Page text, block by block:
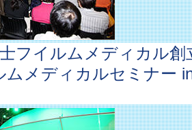
フイルムメディカル
ムメディカルセミナー